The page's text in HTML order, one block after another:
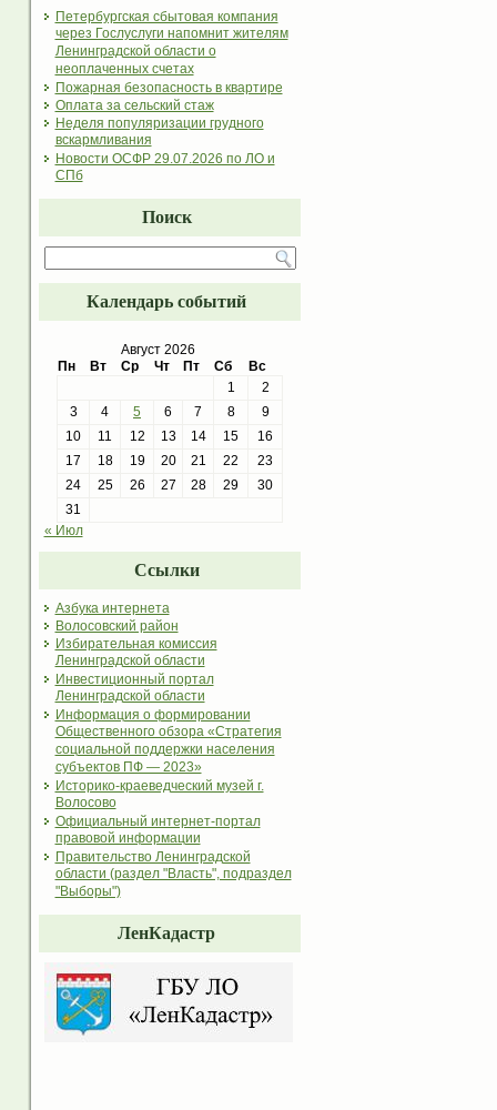
Петербургская сбытовая компания
через Гослуслуги напомнит жителям
Ленинградской области о
неоплаченных счетах
Пожарная безопасность в квартире
Оплата за сельский стаж
Неделя популяризации грудного
вскармливания
Новости ОСФР 29.07.2026 по ЛО и
СПб
Поиск
Календарь событий
Август 2026
Пн
Вт Ср Чт Пт Сб
Вс
1
2
3
4 5 6 7 8
9
10
11 12 13 14 15
16
17
18 19 20 21 22
23
24
25 26 27 28 29
30
31
« Июл
Ссылки
Азбука интернета
Волосовский район
Избирательная комиссия
Ленинградской области
Инвестиционный портал
Ленинградской области
Информация о формировании
Общественного обзора «Стратегия
социальной поддержки населения
субъектов ПФ — 2023»
Историко-краеведческий музей г.
Волосово
Официальный интернет-портал
правовой информации
Правительство Ленинградской
области (раздел "Власть", подраздел
"Выборы")
ЛенКадастр